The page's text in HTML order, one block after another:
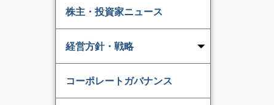
株主・投資家ニュース
経営方針・戦略
コーポレートガバナンス